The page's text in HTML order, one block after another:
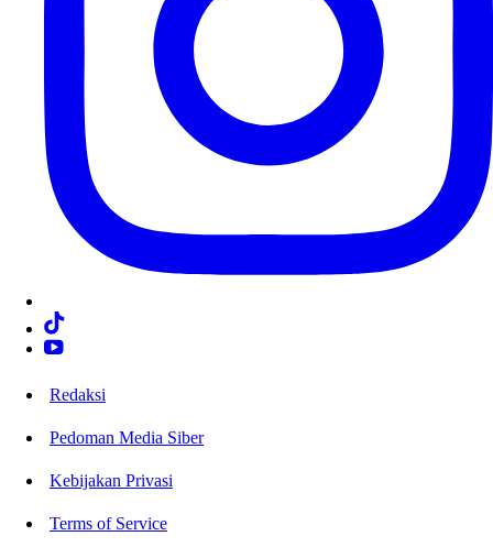
Redaksi
Pedoman Media Siber
Kebijakan Privasi
Terms of Service